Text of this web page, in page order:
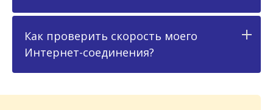
Как проверить скорость моего
Интернет-соединения?